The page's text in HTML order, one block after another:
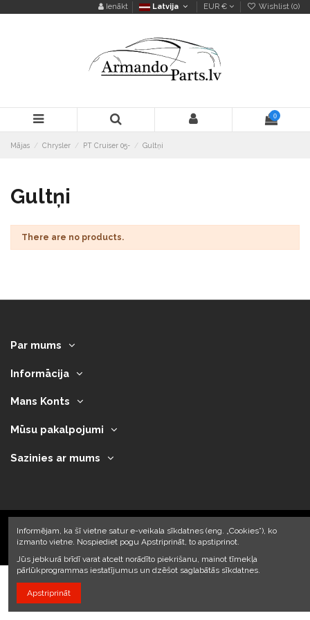
Ienākt Latvija EUR € Wishlist (0)
0
Mājas Chrysler PT Cruiser 05- Gultņi
Gultņi
There are no products.
Par mums
Informācija
Mans Konts
Mūsu pakalpojumi
Sazinies ar mums
2023 © Armando Auto SIA
Informējam, ka šī vietne satur e-veikala sīkdatnes (eng. „Cookies”), ko
izmanto vietne. Nospiediet pogu Apstriprināt, to apstiprinot.
Jūs jebkurā brīdī varat atcelt norādīto piekrišanu, mainot tīmekļa
pārlūkprogrammas iestatījumus un dzēšot saglabātās sīkdatnes.
Apstriprināt